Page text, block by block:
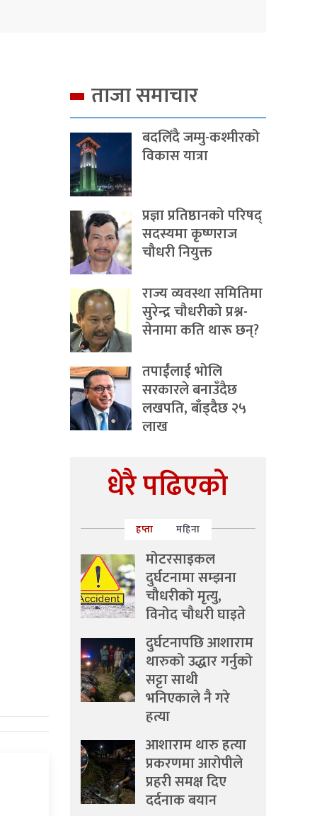
ताजा समाचार
बदलिँदै जम्मु-कश्मीरको
विकास यात्रा
प्रज्ञा प्रतिष्ठानको परिषद्
सदस्यमा कृष्णराज
चौधरी नियुक्त
राज्य व्यवस्था समितिमा
सुरेन्द्र चौधरीको प्रश्न-
सेनामा कति थारू छन्?
तपाईंलाई भोलि
सरकारले बनाउँदैछ
लखपति, बाँड्दैछ २५
लाख
धेरै पढिएको
हप्ता महिना
मोटरसाइकल
दुर्घटनामा सम्झना
चौधरीको मृत्यु,
विनोद चौधरी घाइते
दुर्घटनापछि आशाराम
थारुको उद्धार गर्नुको
सट्टा साथी
भनिएकाले नै गरे
हत्या
आशाराम थारु हत्या
प्रकरणमा आरोपीले
प्रहरी समक्ष दिए
दर्दनाक बयान